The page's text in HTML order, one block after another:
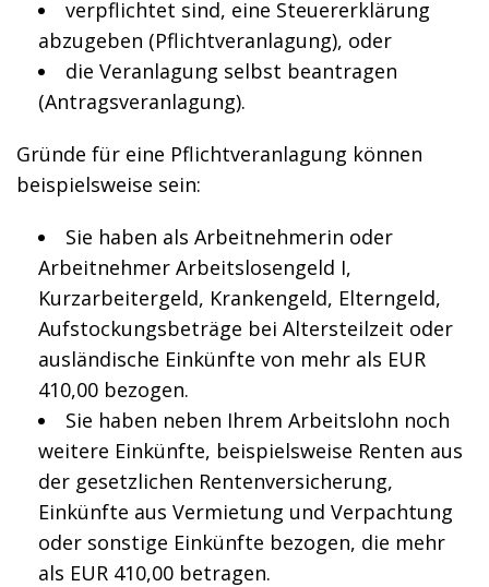
verpflichtet sind, eine Steuererklärung
abzugeben (Pflichtveranlagung), oder
die Veranlagung selbst beantragen
(Antragsveranlagung).
Gründe für eine Pflichtveranlagung können
beispielsweise sein:
Sie haben als Arbeitnehmerin oder
Arbeitnehmer Arbeitslosengeld I,
Kurzarbeitergeld, Krankengeld, Elterngeld,
Aufstockungsbeträge bei Altersteilzeit oder
ausländische Einkünfte von mehr als EUR
410,00 bezogen.
Sie haben neben Ihrem Arbeitslohn noch
weitere Einkünfte, beispielsweise Renten aus
der gesetzlichen Rentenversicherung,
Einkünfte aus Vermietung und Verpachtung
oder sonstige Einkünfte bezogen, die mehr
als EUR 410,00 betragen.